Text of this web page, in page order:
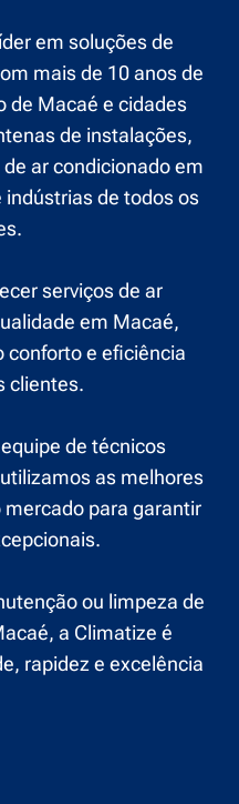
em soluções de
mais de 10 anos de
de Macaé e cidades
de instalações,
ar condicionado em
de todos os
serviços de ar
em Macaé,
conforto e eficiência
clientes.
de técnicos
as melhores
para garantir
ou limpeza de
a Climatize é
rapidez e excelência